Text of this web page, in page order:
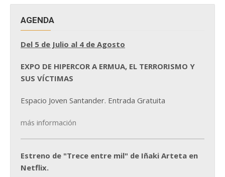
AGENDA
Del 5 de Julio al 4 de Agosto
EXPO DE HIPERCOR A ERMUA, EL TERRORISMO Y
SUS VÍCTIMAS
Espacio Joven Santander. Entrada Gratuita
más información
Estreno de "Trece entre mil" de Iñaki Arteta en
Netflix.